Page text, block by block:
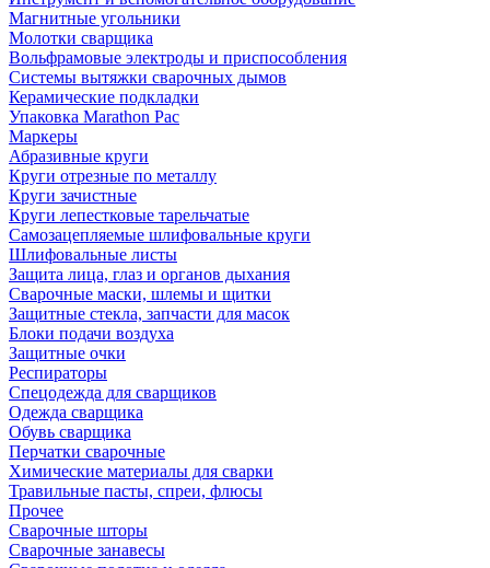
Магнитные угольники
Молотки сварщика
Вольфрамовые электроды и приспособления
Системы вытяжки сварочных дымов
Керамические подкладки
Упаковка Marathon Pac
Маркеры
Абразивные круги
Круги отрезные по металлу
Круги зачистные
Круги лепестковые тарельчатые
Самозацепляемые шлифовальные круги
Шлифовальные листы
Защита лица, глаз и органов дыхания
Сварочные маски, шлемы и щитки
Защитные стекла, запчасти для масок
Блоки подачи воздуха
Защитные очки
Респираторы
Спецодежда для сварщиков
Одежда сварщика
Обувь сварщика
Перчатки сварочные
Химические материалы для сварки
Травильные пасты, спреи, флюсы
Прочее
Сварочные шторы
Сварочные занавесы